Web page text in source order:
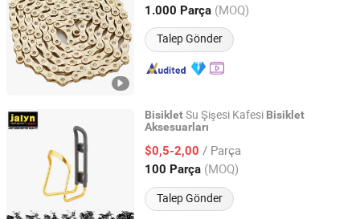
1.000 Parça (MOQ)
Talep Gönder
Hebei, China Fiyat 2014
BisikletSu Şişesi Kafesi Bisiklet
Aksesuarları
$0,5-2,00 / Parça
100 Parça (MOQ)
Talep Gönder
Ningbo Jalyn International Trading Co., Ltd.
Zhejiang, China Fiyat 2007